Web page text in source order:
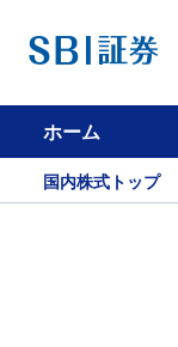
ホーム
国内株式トップ